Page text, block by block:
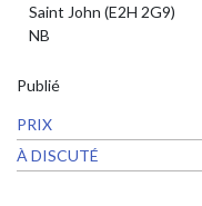
Saint John (E2H 2G9)
NB
Publié
PRIX
À DISCUTÉ